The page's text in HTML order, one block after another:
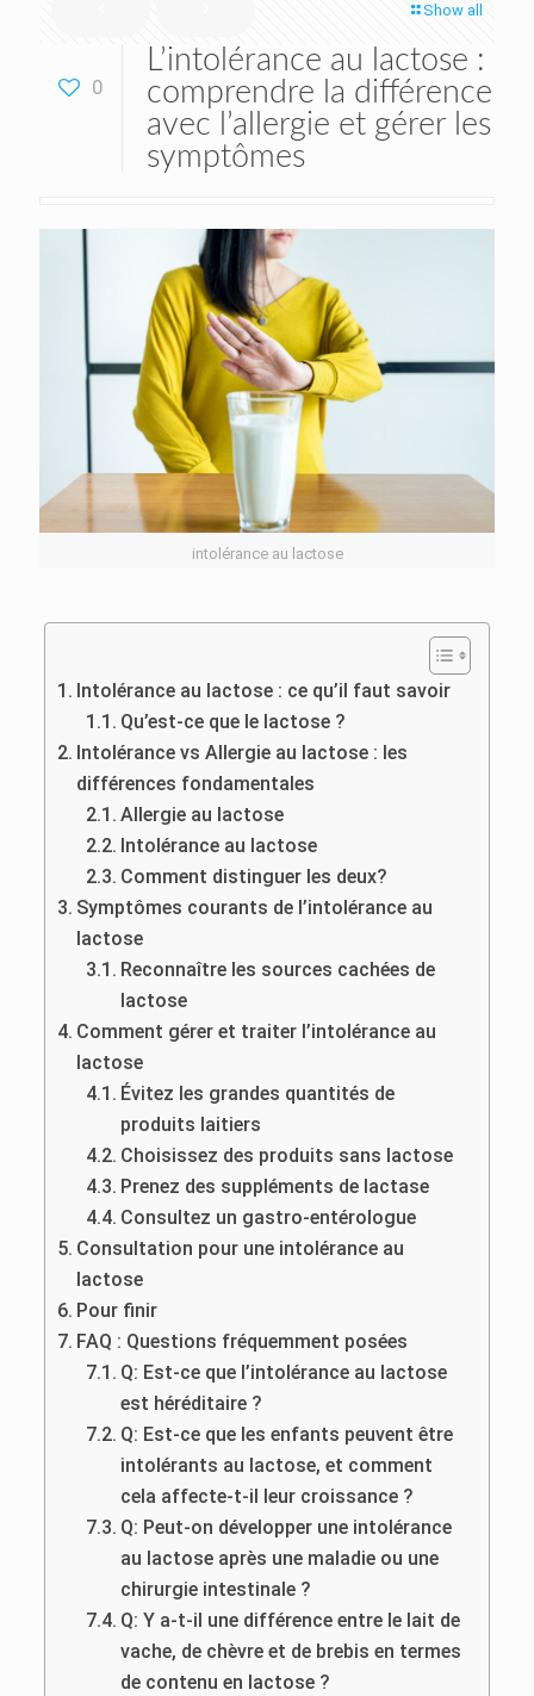
Show all
0
L’intolérance au lactose :
comprendre la différence
avec l’allergie et gérer les
symptômes
intolérance au lactose
Intolérance au lactose : ce qu’il faut savoir
Qu’est-ce que le lactose ?
Intolérance vs Allergie au lactose : les
différences fondamentales
Allergie au lactose
Intolérance au lactose
Comment distinguer les deux?
Symptômes courants de l’intolérance au
lactose
Reconnaître les sources cachées de
lactose
Comment gérer et traiter l’intolérance au
lactose
Évitez les grandes quantités de
produits laitiers
Choisissez des produits sans lactose
Prenez des suppléments de lactase
Consultez un gastro-entérologue
Consultation pour une intolérance au
lactose
Pour finir
FAQ : Questions fréquemment posées
Q: Est-ce que l’intolérance au lactose
est héréditaire ?
Q: Est-ce que les enfants peuvent être
intolérants au lactose, et comment
cela affecte-t-il leur croissance ?
Q: Peut-on développer une intolérance
au lactose après une maladie ou une
chirurgie intestinale ?
Q: Y a-t-il une différence entre le lait de
vache, de chèvre et de brebis en termes
de contenu en lactose ?